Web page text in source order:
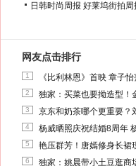
日韩时尚周报 好莱坞街拍周
网友点击排行
1 《比利林恩》首映 章子
2 独家：买菜也要拗造型！
3 京东和奶茶哪个更重要？
4 杨威晒照庆祝结婚8周年
5 艳压群芳！唐嫣修身长裙
6 独家：姚晨带小土豆逛商